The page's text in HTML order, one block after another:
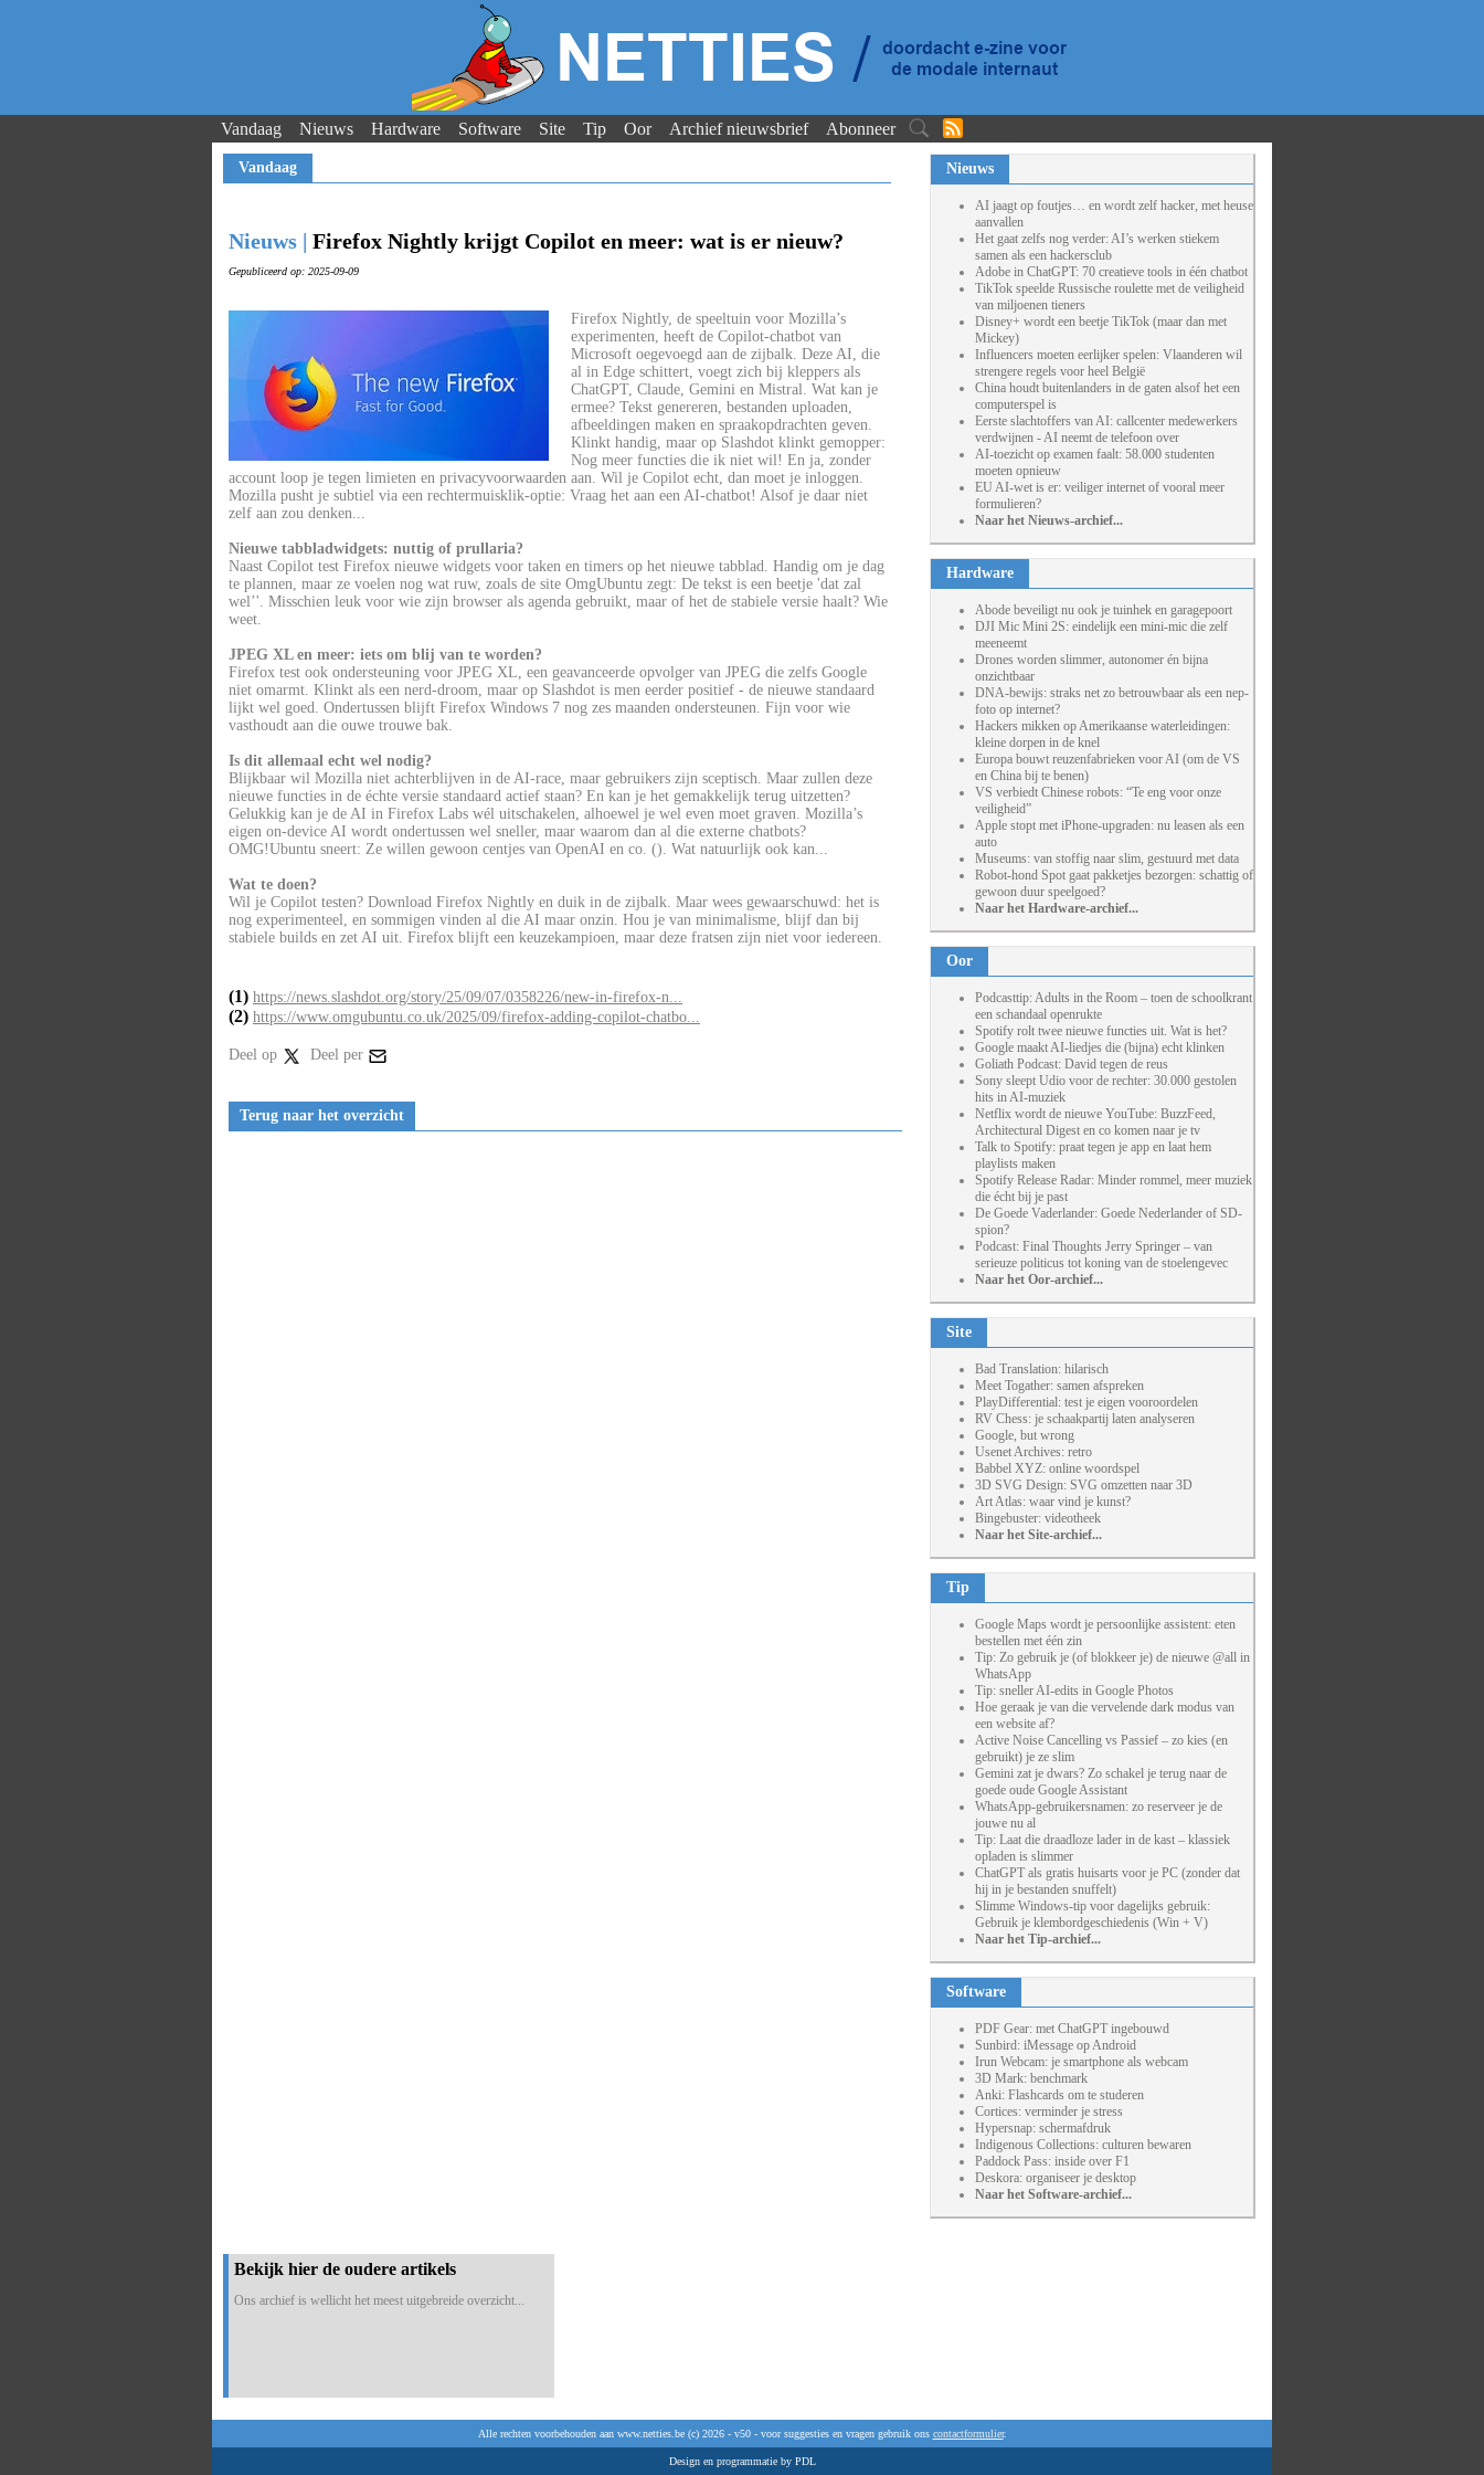
Vandaag Nieuws Hardware Software Site Tip Oor Archief nieuwsbrief Abonneer
Vandaag
Nieuws | Firefox Nightly krijgt Copilot en meer: wat is er nieuw?
Gepubliceerd op: 2025-09-09
Firefox Nightly, de speeltuin voor Mozilla’s
experimenten, heeft de Copilot-chatbot van
Microsoft oegevoegd aan de zijbalk. Deze AI, die
al in Edge schittert, voegt zich bij kleppers als
ChatGPT, Claude, Gemini en Mistral. Wat kan je
ermee? Tekst genereren, bestanden uploaden,
afbeeldingen maken en spraakopdrachten geven.
Klinkt handig, maar op Slashdot klinkt gemopper:
Nog meer functies die ik niet wil! En ja, zonder
account loop je tegen limieten en privacyvoorwaarden aan. Wil je Copilot echt, dan moet je inloggen.
Mozilla pusht je subtiel via een rechtermuisklik-optie: Vraag het aan een AI-chatbot! Alsof je daar niet
zelf aan zou denken...
Nieuwe tabbladwidgets: nuttig of prullaria?
Naast Copilot test Firefox nieuwe widgets voor taken en timers op het nieuwe tabblad. Handig om je dag
te plannen, maar ze voelen nog wat ruw, zoals de site OmgUbuntu zegt: De tekst is een beetje 'dat zal
wel’'. Misschien leuk voor wie zijn browser als agenda gebruikt, maar of het de stabiele versie haalt? Wie
weet.
JPEG XL en meer: iets om blij van te worden?
Firefox test ook ondersteuning voor JPEG XL, een geavanceerde opvolger van JPEG die zelfs Google
niet omarmt. Klinkt als een nerd-droom, maar op Slashdot is men eerder positief - de nieuwe standaard
lijkt wel goed. Ondertussen blijft Firefox Windows 7 nog zes maanden ondersteunen. Fijn voor wie
vasthoudt aan die ouwe trouwe bak.
Is dit allemaal echt wel nodig?
Blijkbaar wil Mozilla niet achterblijven in de AI-race, maar gebruikers zijn sceptisch. Maar zullen deze
nieuwe functies in de échte versie standaard actief staan? En kan je het gemakkelijk terug uitzetten?
Gelukkig kan je de AI in Firefox Labs wél uitschakelen, alhoewel je wel even moet graven. Mozilla’s
eigen on-device AI wordt ondertussen wel sneller, maar waarom dan al die externe chatbots?
OMG!Ubuntu sneert: Ze willen gewoon centjes van OpenAI en co. (). Wat natuurlijk ook kan...
Wat te doen?
Wil je Copilot testen? Download Firefox Nightly en duik in de zijbalk. Maar wees gewaarschuwd: het is
nog experimenteel, en sommigen vinden al die AI maar onzin. Hou je van minimalisme, blijf dan bij
stabiele builds en zet AI uit. Firefox blijft een keuzekampioen, maar deze fratsen zijn niet voor iedereen.
(1) https://news.slashdot.org/story/25/09/07/0358226/new-in-firefox-n...
(2) https://www.omgubuntu.co.uk/2025/09/firefox-adding-copilot-chatbo...
Deel op Deel per
Terug naar het overzicht
Nieuws
AI jaagt op foutjes… en wordt zelf hacker, met heuse
aanvallen
Het gaat zelfs nog verder: AI’s werken stiekem
samen als een hackersclub
Adobe in ChatGPT: 70 creatieve tools in één chatbot
TikTok speelde Russische roulette met de veiligheid
van miljoenen tieners
Disney+ wordt een beetje TikTok (maar dan met
Mickey)
Influencers moeten eerlijker spelen: Vlaanderen wil
strengere regels voor heel België
China houdt buitenlanders in de gaten alsof het een
computerspel is
Eerste slachtoffers van AI: callcenter medewerkers
verdwijnen - AI neemt de telefoon over
AI-toezicht op examen faalt: 58.000 studenten
moeten opnieuw
EU AI-wet is er: veiliger internet of vooral meer
formulieren?
Naar het Nieuws-archief...
Hardware
Abode beveiligt nu ook je tuinhek en garagepoort
DJI Mic Mini 2S: eindelijk een mini-mic die zelf
meeneemt
Drones worden slimmer, autonomer én bijna
onzichtbaar
DNA-bewijs: straks net zo betrouwbaar als een nep-
foto op internet?
Hackers mikken op Amerikaanse waterleidingen:
kleine dorpen in de knel
Europa bouwt reuzenfabrieken voor AI (om de VS
en China bij te benen)
VS verbiedt Chinese robots: “Te eng voor onze
veiligheid”
Apple stopt met iPhone-upgraden: nu leasen als een
auto
Museums: van stoffig naar slim, gestuurd met data
Robot-hond Spot gaat pakketjes bezorgen: schattig of
gewoon duur speelgoed?
Naar het Hardware-archief...
Oor
Podcasttip: Adults in the Room – toen de schoolkrant
een schandaal openrukte
Spotify rolt twee nieuwe functies uit. Wat is het?
Google maakt AI-liedjes die (bijna) echt klinken
Goliath Podcast: David tegen de reus
Sony sleept Udio voor de rechter: 30.000 gestolen
hits in AI-muziek
Netflix wordt de nieuwe YouTube: BuzzFeed,
Architectural Digest en co komen naar je tv
Talk to Spotify: praat tegen je app en laat hem
playlists maken
Spotify Release Radar: Minder rommel, meer muziek
die écht bij je past
De Goede Vaderlander: Goede Nederlander of SD-
spion?
Podcast: Final Thoughts Jerry Springer – van
serieuze politicus tot koning van de stoelengevec
Naar het Oor-archief...
Site
Bad Translation: hilarisch
Meet Togather: samen afspreken
PlayDifferential: test je eigen vooroordelen
RV Chess: je schaakpartij laten analyseren
Google, but wrong
Usenet Archives: retro
Babbel XYZ: online woordspel
3D SVG Design: SVG omzetten naar 3D
Art Atlas: waar vind je kunst?
Bingebuster: videotheek
Naar het Site-archief...
Tip
Google Maps wordt je persoonlijke assistent: eten
bestellen met één zin
Tip: Zo gebruik je (of blokkeer je) de nieuwe @all in
WhatsApp
Tip: sneller AI-edits in Google Photos
Hoe geraak je van die vervelende dark modus van
een website af?
Active Noise Cancelling vs Passief – zo kies (en
gebruikt) je ze slim
Gemini zat je dwars? Zo schakel je terug naar de
goede oude Google Assistant
WhatsApp-gebruikersnamen: zo reserveer je de
jouwe nu al
Tip: Laat die draadloze lader in de kast – klassiek
opladen is slimmer
ChatGPT als gratis huisarts voor je PC (zonder dat
hij in je bestanden snuffelt)
Slimme Windows-tip voor dagelijks gebruik:
Gebruik je klembordgeschiedenis (Win + V)
Naar het Tip-archief...
Software
PDF Gear: met ChatGPT ingebouwd
Sunbird: iMessage op Android
Irun Webcam: je smartphone als webcam
3D Mark: benchmark
Anki: Flashcards om te studeren
Cortices: verminder je stress
Hypersnap: schermafdruk
Indigenous Collections: culturen bewaren
Paddock Pass: inside over F1
Deskora: organiseer je desktop
Naar het Software-archief...
Bekijk hier de oudere artikels
Ons archief is wellicht het meest uitgebreide overzicht...
Alle rechten voorbehouden aan www.netties.be (c) 2026 - v50 - voor suggesties en vragen gebruik ons contactformulier.
Design en programmatie by PDL